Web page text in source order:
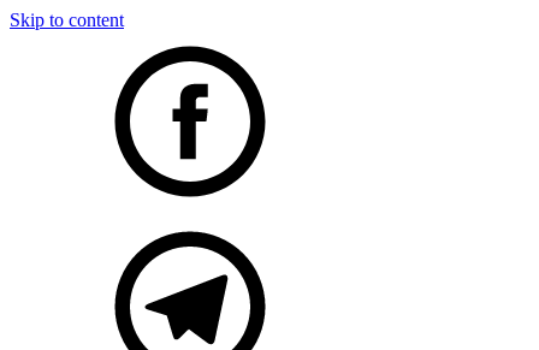
Skip to content